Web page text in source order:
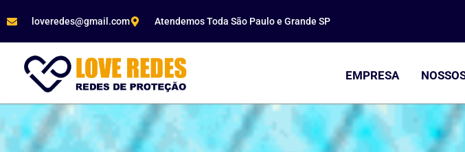
loveredes@gmail.com Atendemos Toda São Paulo e Grande SP
EMPRESA